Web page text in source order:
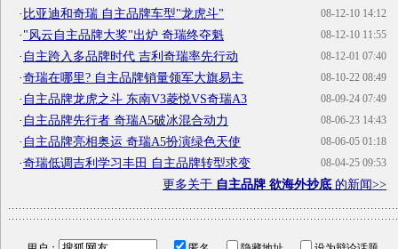
08-12-10 14:12
· 比亚迪和奇瑞 自主品牌车型"龙虎斗"
08-12-10 11:55
·"风云自主品牌大奖"出炉 奇瑞终夺魁
08-12-01 07:40
· 自主跨入多品牌时代 吉利奇瑞率先行动
08-10-22 08:49
·奇瑞在哪里? 自主品牌销量领军大旗易主
08-09-24 07:49
· 自主品牌龙虎之斗 东南V3菱悦VS奇瑞A3
08-06-23 14:43
· 自主品牌先行者 奇瑞A5破冰混合动力
08-06-05 01:18
· 自主品牌亮相奥运 奇瑞A5扮演绿色天使
08-04-25 09:53
·奇瑞低调吉利学习丰田 自主品牌转型求变
更多关于 自主品牌 欲海外抄底 的新闻>>